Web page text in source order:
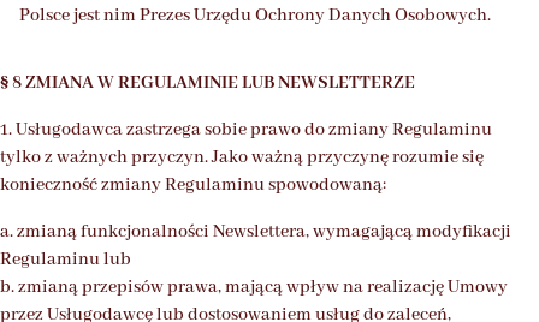
Polsce jest nim Prezes Urzędu Ochrony Danych Osobowych.
§ 8 ZMIANA W REGULAMINIE LUB NEWSLETTERZE
1. Usługodawca zastrzega sobie prawo do zmiany Regulaminu
tylko z ważnych przyczyn. Jako ważną przyczynę rozumie się
konieczność zmiany Regulaminu spowodowaną:
a. zmianą funkcjonalności Newslettera, wymagającą modyfikacji
Regulaminu lub
b. zmianą przepisów prawa, mającą wpływ na realizację Umowy
przez Usługodawcę lub dostosowaniem usług do zaleceń,